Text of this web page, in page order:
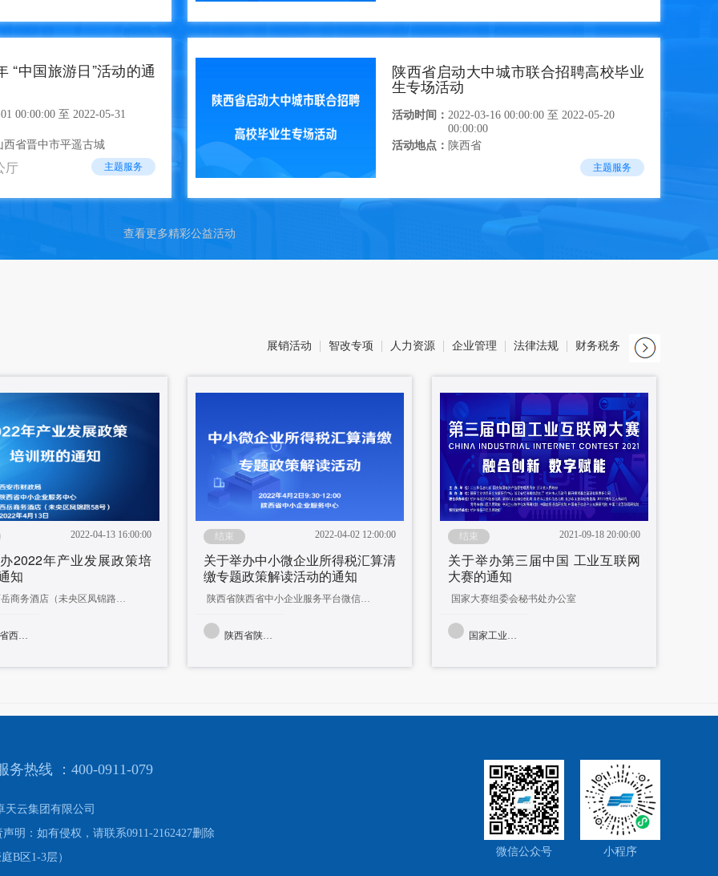
“中国旅游日”活动的通
00:00:00 至 2022-05-31
西省晋中市平遥古城
厅 主题服务
陕西省启动大中城市联合招聘高校毕业
生专场活动
活动时间： 2022-03-16 00:00:00 至 2022-05-20
00:00:00
活动地点： 陕西省
主题服务
查看更多精彩公益活动
展销活动 智改专项 人力资源 企业管理 法律法规 财务税务
2022-04-13 16:00:00
2022年产业发展政策培
知
陕西省西岳商务酒店（未央区凤锦路58号）
财政局
结束 2022-04-02 12:00:00
关于举办中小微企业所得税汇算清
缴专题政策解读活动的通知
陕西省陕西省中小企业服务平台微信视频号
陕西省陕西省中小企业服务中心
结束 2021-09-18 20:00:00
关于举办第三届中国 工业互联网
大赛的通知
国家大赛组委会秘书处办公室
国家工业和信息化部信息技术发展司
务热线 ：400-0911-079
云集团有限公司
明：如有侵权，请联系0911-2162427删除
B区1-3层）
微信公众号 小程序